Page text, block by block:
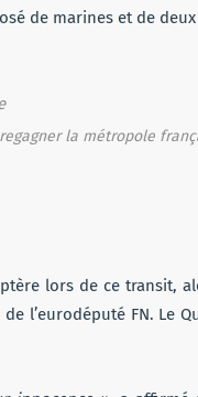
de marines et de
la métropole
lors de ce transit,
l’eurodéputé FN. Le